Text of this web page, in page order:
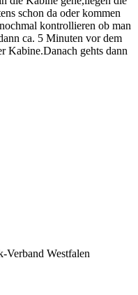
schon da oder kommen
kontrollieren ob man
ca. 5 Minuten vor dem
Kabine.Danach gehts dann
Verband Westfalen